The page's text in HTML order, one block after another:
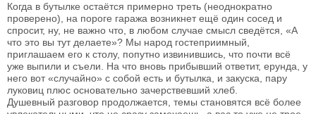
Когда в бутылке остаётся примерно треть (неоднократно
проверено), на пороге гаража возникнет ещё один сосед и
спросит, ну, не важно что, в любом случае смысл сведётся, «А
что это вы тут делаете»? Мы народ гостеприимный,
приглашаем его к столу, попутно извинившись, что почти всё
уже выпили и съели. На что вновь прибывший ответит, ерунда, у
него вот «случайно» с собой есть и бутылка, и закуска, пару
луковиц плюс основательно зачерствевший хлеб.
Душевный разговор продолжается, темы становятся всё более